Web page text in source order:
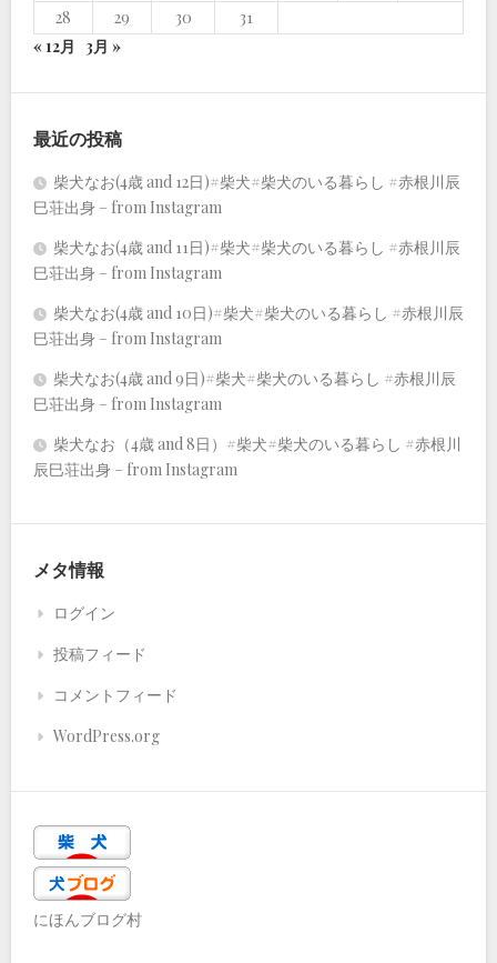
28
29 30
31
« 12月
3月 »
最近の投稿
柴犬なお(4歳 and 12日)#柴犬#柴犬のいる暮らし #赤根川辰
巳荘出身 – from Instagram
柴犬なお(4歳 and 11日)#柴犬#柴犬のいる暮らし #赤根川辰
巳荘出身 – from Instagram
柴犬なお(4歳 and 10日)#柴犬#柴犬のいる暮らし #赤根川辰
巳荘出身 – from Instagram
柴犬なお(4歳 and 9日)#柴犬#柴犬のいる暮らし #赤根川辰
巳荘出身 – from Instagram
柴犬なお（4歳 and 8日）#柴犬#柴犬のいる暮らし #赤根川
辰巳荘出身 – from Instagram
メタ情報
ログイン
投稿フィード
コメントフィード
WordPress.org
にほんブログ村